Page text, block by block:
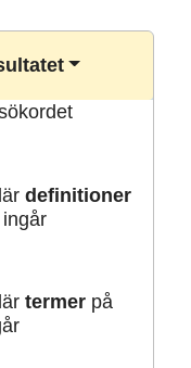
definitioner
termerpå